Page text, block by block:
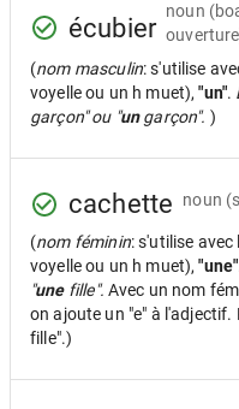
écubier
noun
(nom masculin: s'utilise
voyelle ou un h muet),"un".
garçon" ou "ungarçon". )
cachette noun
(nom féminin: s'utilise
voyelle ou un h muet),"une"
"unefille". Avec un nom
on ajoute un "e" à l'adjectif.
fille".)